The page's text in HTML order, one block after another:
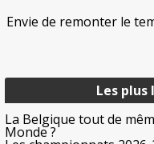
Les
La Belgique tout de
Monde ?
Envie de remonter le